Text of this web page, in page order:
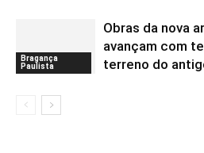
Bragança
Paulista
Obras da nova
avançam com
terreno do